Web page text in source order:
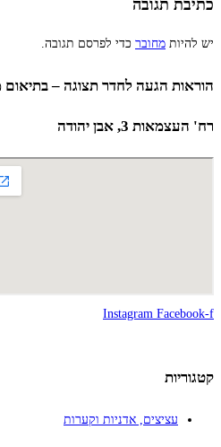
כתיבת תגובה
יש להיות מחובר כדי לפרסם תגובה.
הוראות הגעה לחדר תצוגה –
רח' העצמאות 3, אבן יהודה
Instagram Facebook-f
קטגוריות
עציצים, אדניות וקערות